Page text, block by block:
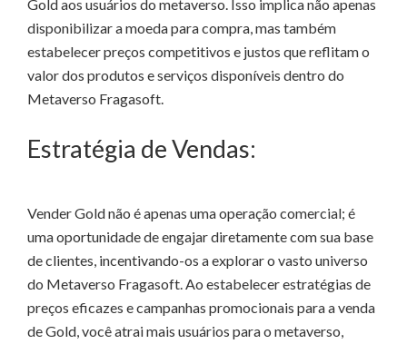
Gold aos usuários do metaverso. Isso implica não apenas
disponibilizar a moeda para compra, mas também
estabelecer preços competitivos e justos que reflitam o
valor dos produtos e serviços disponíveis dentro do
Metaverso Fragasoft.
Estratégia de Vendas:
Vender Gold não é apenas uma operação comercial; é
uma oportunidade de engajar diretamente com sua base
de clientes, incentivando-os a explorar o vasto universo
do Metaverso Fragasoft. Ao estabelecer estratégias de
preços eficazes e campanhas promocionais para a venda
de Gold, você atrai mais usuários para o metaverso,